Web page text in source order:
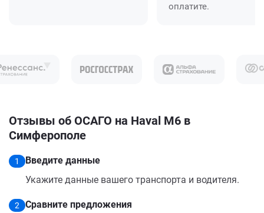
оплатите.
Отзывы об ОСАГО на Haval M6 в
Симферополе
1
Введите данные
Укажите данные вашего транспорта и водителя.
2
Сравните предложения